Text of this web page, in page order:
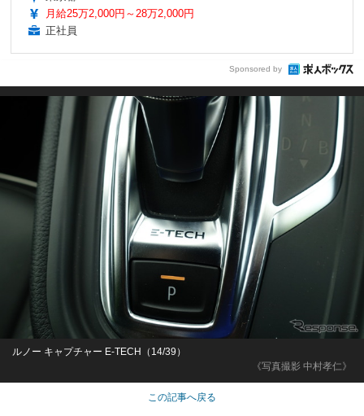
月給25万2,000円～28万2,000円
正社員
Sponsored by
《写真撮影 中村孝仁》
ルノー キャプチャー E-TECH（14/39）
この記事へ戻る